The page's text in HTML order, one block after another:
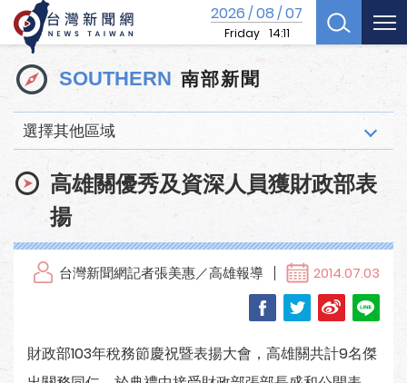
2026/08/07
Friday 14:11
SOUTHERN 南部新聞
選擇其他區域
高雄關優秀及資深人員獲財政部表
揚
台灣新聞網記者張美惠／高雄報導 2014.07.03
財政部103年稅務節慶祝暨表揚大會，高雄關共計9名傑